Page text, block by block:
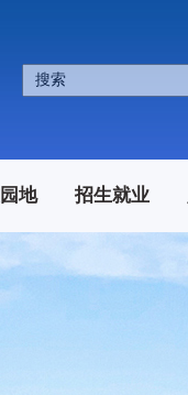
地 招生就业